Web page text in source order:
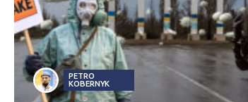
PETRO
KOBERNYK